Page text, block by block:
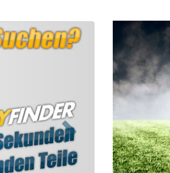
Nächste